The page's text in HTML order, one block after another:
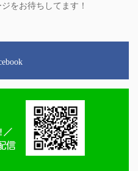
をお待ちしてます！